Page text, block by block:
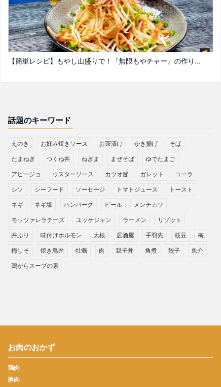
【簡単レシピ】もやし山盛りで！『無限もやチャー』の作り...
話題のキーワード
えのき お好み焼きソース お茶漬け かき揚げ そば
たまねぎ つくね丼 ねぎま まぜそば ゆでたまご
アヒージョ ウスターソース カツオ節 ガレット コーラ
シソ シーフード ソーセージ トマトジュース トースト
ネギ ネギ塩 ハンバーグ ビール メンチカツ
モッツァレラチーズ ユッケジャン ラーメン リゾット
丼ぶり 味付けホルモン 大根 居酒屋 手羽先 枝豆 梅
梅しそ 焼き鳥丼 牡蠣 肉 親子丼 角煮 餃子 魚介
鶏がらスープの素
お肉のおかず
鶏肉
豚肉